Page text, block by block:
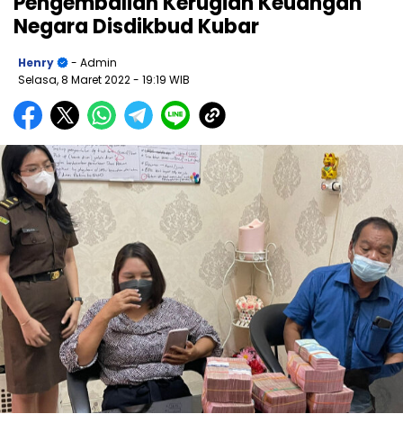
Negara Disdikbud Kubar
Henry
- Admin
Selasa, 8 Maret 2022- 19:19 WIB